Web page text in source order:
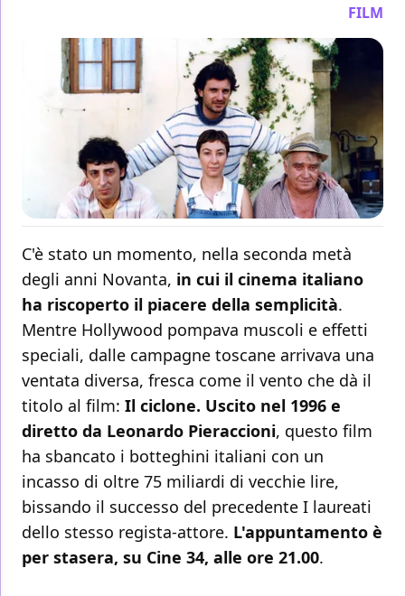
FILM
C'è stato un momento, nella seconda metà
degli anni Novanta, in cui il cinema italiano
ha riscoperto il piacere della semplicità.
Mentre Hollywood pompava muscoli e effetti
speciali, dalle campagne toscane arrivava una
ventata diversa, fresca come il vento che dà il
titolo al film: Il ciclone. Uscito nel 1996 e
diretto da Leonardo Pieraccioni, questo film
ha sbancato i botteghini italiani con un
incasso di oltre 75 miliardi di vecchie lire,
bissando il successo del precedente I laureati
dello stesso regista-attore. L'appuntamento è
per stasera, su Cine 34, alle ore 21.00.